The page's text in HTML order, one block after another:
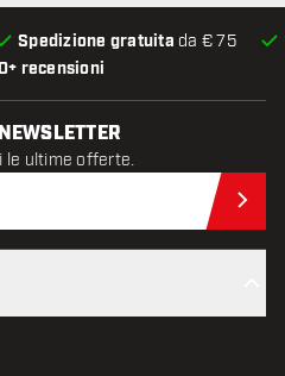
recensioni
Spedizione gratuita da € 75
le ultime offerte.